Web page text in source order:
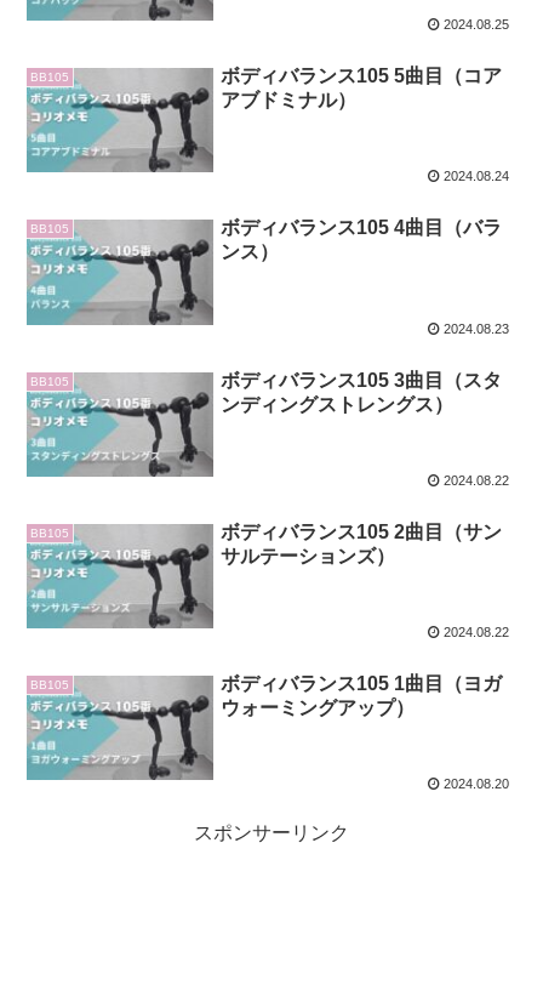
2024.08.25
BB105
ボディバランス105 5曲目（コア
アブドミナル）
2024.08.24
BB105
ボディバランス105 4曲目（バラ
ンス）
2024.08.23
BB105
ボディバランス105 3曲目（スタ
ンディングストレングス）
2024.08.22
BB105
ボディバランス105 2曲目（サン
サルテーションズ）
2024.08.22
BB105
ボディバランス105 1曲目（ヨガ
ウォーミングアップ）
2024.08.20
スポンサーリンク